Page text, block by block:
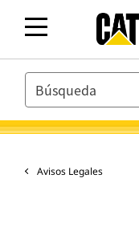
SEARCH
Avisos Legales